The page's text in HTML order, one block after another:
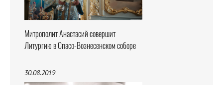
Митрополит Анастасий совершит
Литургию в Спасо-Вознесенском соборе
30.08.2019